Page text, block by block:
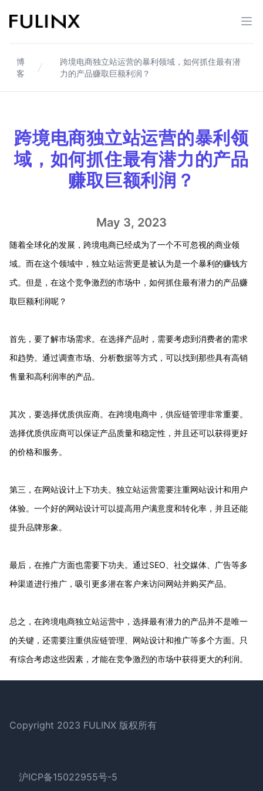
Fulinx-跨境电商独立站自建站平台
打
博
客
跨境电商独立站运营的暴利领域，如何抓住最有潜
力的产品赚取巨额利润？
跨境电商独立站运营的暴利领
域，如何抓住最有潜力的产品
赚取巨额利润？
May 3, 2023
随着全球化的发展，跨境电商已经成为了一个不可忽视的商业领
域。而在这个领域中，独立站运营更是被认为是一个暴利的赚钱方
式。但是，在这个竞争激烈的市场中，如何抓住最有潜力的产品赚
取巨额利润呢？
首先，要了解市场需求。在选择产品时，需要考虑到消费者的需求
和趋势。通过调查市场、分析数据等方式，可以找到那些具有高销
售量和高利润率的产品。
其次，要选择优质供应商。在跨境电商中，供应链管理非常重要。
选择优质供应商可以保证产品质量和稳定性，并且还可以获得更好
的价格和服务。
第三，在网站设计上下功夫。独立站运营需要注重网站设计和用户
体验。一个好的网站设计可以提高用户满意度和转化率，并且还能
提升品牌形象。
最后，在推广方面也需要下功夫。通过SEO、社交媒体、广告等多
种渠道进行推广，吸引更多潜在客户来访问网站并购买产品。
总之，在跨境电商独立站运营中，选择最有潜力的产品并不是唯一
的关键，还需要注重供应链管理、网站设计和推广等多个方面。只
有综合考虑这些因素，才能在竞争激烈的市场中获得更大的利润。
Copyright 2023 FULINX 版权所有
沪ICP备15022955号-5